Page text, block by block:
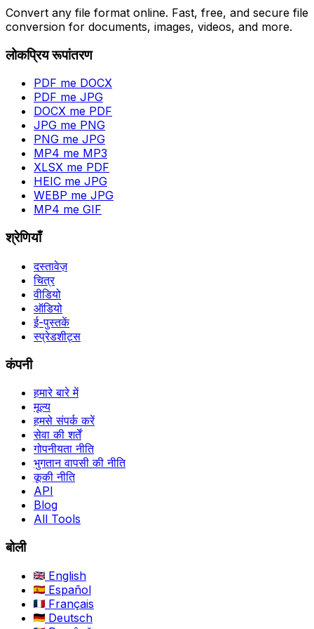
Convert any file format online. Fast, free, and secure file
conversion for documents, images, videos, and more.
लोकप्रिय रूपांतरण
PDF me DOCX
PDF me JPG
DOCX me PDF
JPG me PNG
PNG me JPG
MP4 me MP3
XLSX me PDF
HEIC me JPG
WEBP me JPG
MP4 me GIF
श्रेणियाँ
दस्तावेज़
चित्र
वीडियो
ऑडियो
ई-पुस्तकें
स्प्रेडशीट्स
कंपनी
हमारे बारे में
मूल्य
हमसे संपर्क करें
सेवा की शर्तें
गोपनीयता नीति
भुगतान वापसी की नीति
कूकी नीति
API
Blog
All Tools
बोली
English
Español
Français
Deutsch